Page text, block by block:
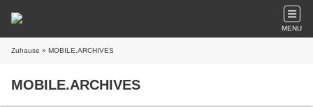
MENU
Zuhause » MOBILE.ARCHIVES
MOBILE.ARCHIVES